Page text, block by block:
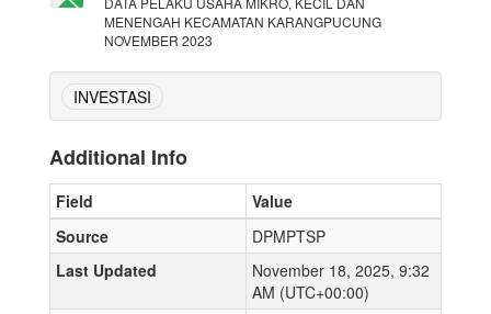
MENENGAH KECAMATAN KARANGPUCUNG
NOVEMBER 2023
INVESTASI
Additional Info
Field
Value
Source
DPMPTSP
Last Updated
November 18, 2025, 9:32
AM (UTC+00:00)